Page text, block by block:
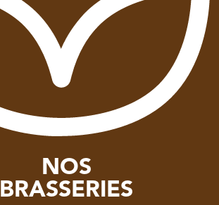
NOS
BRASSERIES